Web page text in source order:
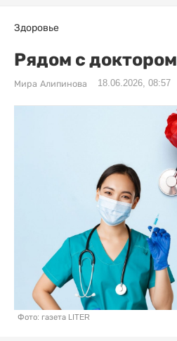
Здоровье
Рядом с доктором
Мира Алипинова 18.06.2026, 08:57
Фото: газета LITER